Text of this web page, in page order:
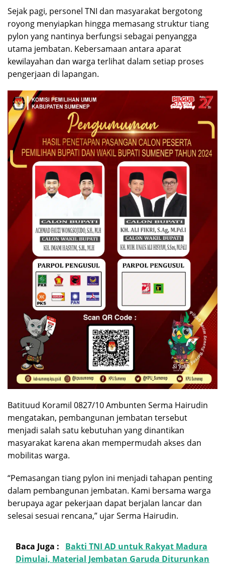
Sejak pagi, personel TNI dan masyarakat bergotong
royong menyiapkan hingga memasang struktur tiang
pylon yang nantinya berfungsi sebagai penyangga
utama jembatan. Kebersamaan antara aparat
kewilayahan dan warga terlihat dalam setiap proses
pengerjaan di lapangan.
Batituud Koramil 0827/10 Ambunten Serma Hairudin
mengatakan, pembangunan jembatan tersebut
menjadi salah satu kebutuhan yang dinantikan
masyarakat karena akan mempermudah akses dan
mobilitas warga.
“Pemasangan tiang pylon ini menjadi tahapan penting
dalam pembangunan jembatan. Kami bersama warga
berupaya agar pekerjaan dapat berjalan lancar dan
selesai sesuai rencana,” ujar Serma Hairudin.
Baca Juga :
Bakti TNI AD untuk Rakyat Madura
Dimulai, Material Jembatan Garuda Diturunkan